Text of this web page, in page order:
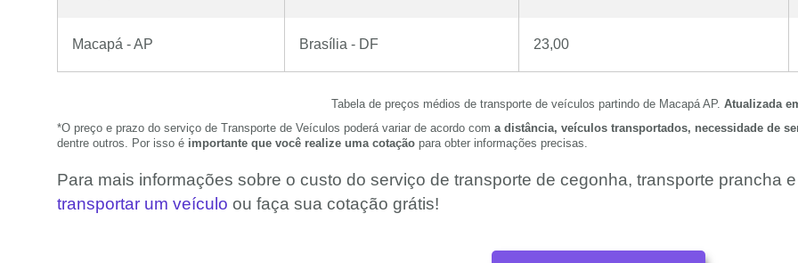
Macapá - AP Brasília - DF 23,00
Tabela de preços médios de transporte de veículos partindo de Macapá AP. Atualizada
*O preço e prazo do serviço de Transporte de Veículos poderá variar de acordo com a distância, veículos transportados, necessidade de
dentre outros. Por isso é importante que você realize uma cotação para obter informações precisas.
Para mais informações sobre o custo do serviço de transporte de cegonha, transporte prancha
transportar um veículo ou faça sua cotação grátis!